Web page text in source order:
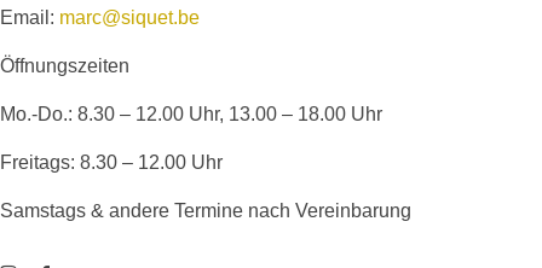
Email: marc@siquet.be
Öffnungszeiten
Mo.-Do.: 8.30 – 12.00 Uhr, 13.00 – 18.00 Uhr
Freitags: 8.30 – 12.00 Uhr
Samstags & andere Termine nach Vereinbarung